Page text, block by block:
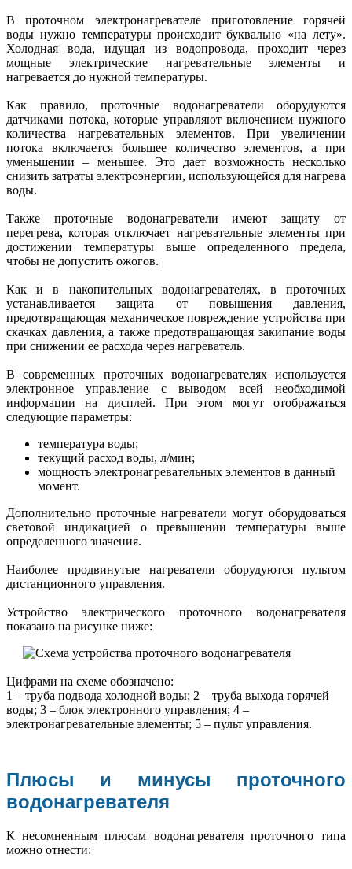
В проточном электронагревателе приготовление горячей
воды нужно температуры происходит буквально «на лету».
Холодная вода, идущая из водопровода, проходит через
мощные электрические нагревательные элементы и
нагревается до нужной температуры.
Как правило, проточные водонагреватели оборудуются
датчиками потока, которые управляют включением нужного
количества нагревательных элементов. При увеличении
потока включается большее количество элементов, а при
уменьшении – меньшее. Это дает возможность несколько
снизить затраты электроэнергии, использующейся для нагрева
воды.
Также проточные водонагреватели имеют защиту от
перегрева, которая отключает нагревательные элементы при
достижении температуры выше определенного предела,
чтобы не допустить ожогов.
Как и в накопительных водонагревателях, в проточных
устанавливается защита от повышения давления,
предотвращающая механическое повреждение устройства при
скачках давления, а также предотвращающая закипание воды
при снижении ее расхода через нагреватель.
В современных проточных водонагревателях используется
электронное управление с выводом всей необходимой
информации на дисплей. При этом могут отображаться
следующие параметры:
температура воды;
текущий расход воды, л/мин;
мощность электронагревательных элементов в данный
момент.
Дополнительно проточные нагреватели могут оборудоваться
световой индикацией о превышении температуры выше
определенного значения.
Наиболее продвинутые нагреватели оборудуются пультом
дистанционного управления.
Устройство электрического проточного водонагревателя
показано на рисунке ниже:
Цифрами на схеме обозначено:
1 – труба подвода холодной воды; 2 – труба выхода горячей
воды; 3 – блок электронного управления; 4 –
электронагревательные элементы; 5 – пульт управления.
Плюсы и минусы проточного
водонагревателя
К несомненным плюсам водонагревателя проточного типа
можно отнести: